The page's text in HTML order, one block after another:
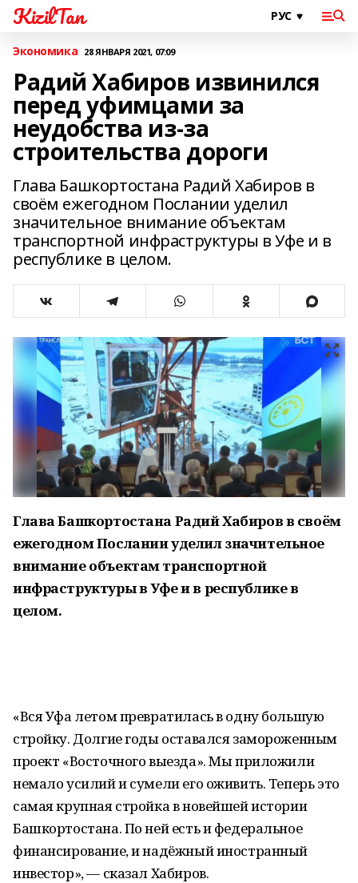
KizilTan
Экономика 28 ЯНВАРЯ 2021, 07:09
Радий Хабиров извинился
перед уфимцами за
неудобства из-за
строительства дороги
Глава Башкортостана Радий Хабиров в
своём ежегодном Послании уделил
значительное внимание объектам
транспортной инфраструктуры в Уфе и в
республике в целом.
Глава Башкортостана Радий Хабиров в своём
ежегодном Послании уделил значительное
внимание объектам транспортной
инфраструктуры в Уфе и в республике в
целом.
«Вся Уфа летом превратилась в одну большую
стройку. Долгие годы оставался замороженным
проект «Восточного выезда». Мы приложили
немало усилий и сумели его оживить. Теперь это
самая крупная стройка в новейшей истории
Башкортостана. По ней есть и федеральное
финансирование, и надёжный иностранный
инвестор», — сказал Хабиров.